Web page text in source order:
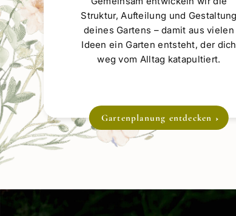
Gartenplanung
Gemeinsam entwickeln wir die
Struktur, Aufteilung und Gestaltung
deines Gartens – damit aus vielen
Gartenplanung entdecken